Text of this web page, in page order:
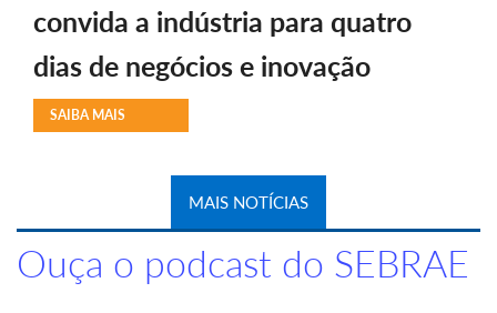
convida a indústria para quatro
dias de negócios e inovação
SAIBA MAIS
MAIS NOTÍCIAS
Ouça o podcast do SEBRAE